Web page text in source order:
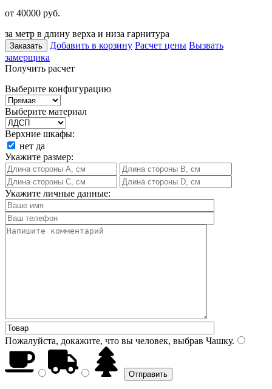
от 40000 руб.
за метр в длину верха и низа гарнитура
Заказать Добавить в корзину Расчет цены Вызвать
замерщика
Получить расчет
Выберите конфигурацию
Выберите материал
Верхние шкафы:
нет да
Укажите размер:
Укажите личные данные:
Пожалуйста, докажите, что вы человек, выбрав Чашку.